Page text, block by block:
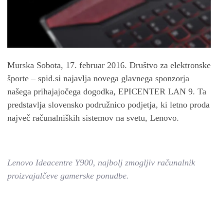
Murska Sobota, 17. februar 2016. Društvo za elektronske
športe – spid.si najavlja novega glavnega sponzorja
našega prihajajočega dogodka, EPICENTER LAN 9. Ta
predstavlja slovensko podružnico podjetja, ki letno proda
največ računalniških sistemov na svetu, Lenovo.
Lenovo Ideacentre Y900, najbolj zmogljiv računalnik
proizvajalčeve gamerske ponudbe.